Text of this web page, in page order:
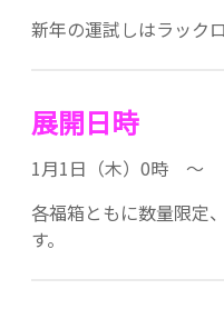
新年の運試しはラック
展開日時
1月1日（木）0時 ～
各福箱ともに数量限定
す。